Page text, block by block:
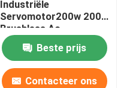
Industriële
Servomotor200w 200V
Brushless Ac
Servomotor
Beste prijs
Contacteer ons